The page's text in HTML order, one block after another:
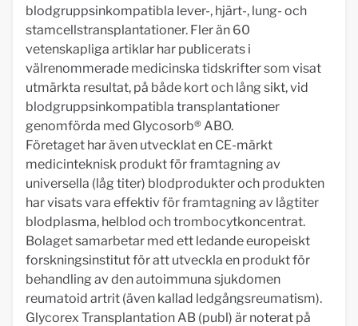
blodgruppsinkompatibla lever-, hjärt-, lung- och
stamcellstransplantationer. Fler än 60
vetenskapliga artiklar har publicerats i
välrenommerade medicinska tidskrifter som visat
utmärkta resultat, på både kort och lång sikt, vid
blodgruppsinkompatibla transplantationer
genomförda med Glycosorb® ABO.
Företaget har även utvecklat en CE-märkt
medicinteknisk produkt för framtagning av
universella (låg titer) blodprodukter och produkten
har visats vara effektiv för framtagning av lågtiter
blodplasma, helblod och trombocytkoncentrat.
Bolaget samarbetar med ett ledande europeiskt
forskningsinstitut för att utveckla en produkt för
behandling av den autoimmuna sjukdomen
reumatoid artrit (även kallad ledgångsreumatism).
Glycorex Transplantation AB (publ) är noterat på